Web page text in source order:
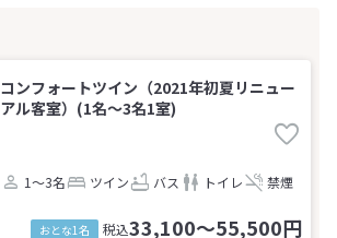
コンフォートツイン（2021年初夏リニュー
アル客室）(1名～3名1室)
1～3名 ツイン バス トイレ 禁煙
おとな1名 税込33,100～55,500円